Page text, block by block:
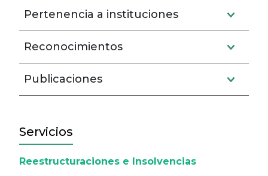
Pertenencia a instituciones
Reconocimientos
Publicaciones
Servicios
Reestructuraciones e Insolvencias